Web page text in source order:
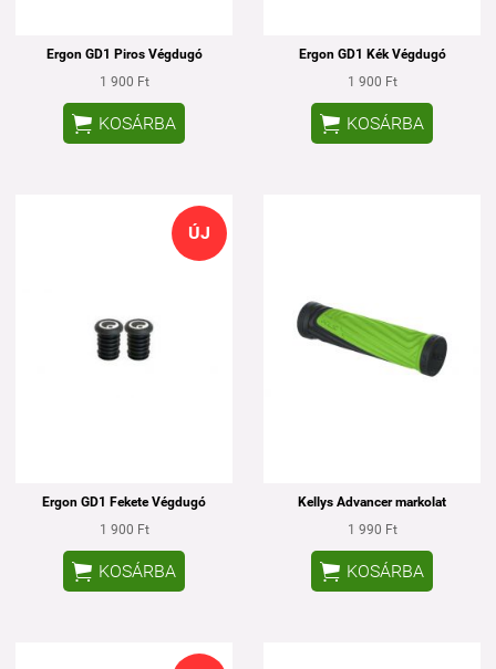
Ergon GD1 Piros Végdugó
1 900 Ft
 KOSÁRBA
Ergon GD1 Kék Végdugó
1 900 Ft
 KOSÁRBA
ÚJ
Ergon GD1 Fekete Végdugó
1 900 Ft
 KOSÁRBA
Kellys Advancer markolat
1 990 Ft
 KOSÁRBA